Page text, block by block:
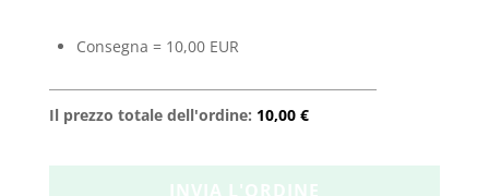
Consegna = 10,00 EUR
Il prezzo totale dell'ordine: 10,00 €